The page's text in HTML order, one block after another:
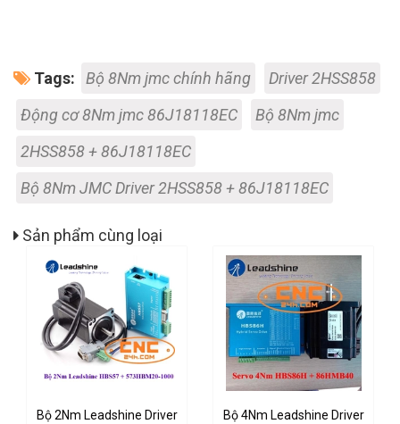
Tags: Bộ 8Nm jmc chính hãng
Driver 2HSS858
Động cơ 8Nm jmc 86J18118EC
Bộ 8Nm jmc
2HSS858 + 86J18118EC
Bộ 8Nm JMC Driver 2HSS858 + 86J18118EC
Sản phẩm cùng loại
Bộ 2Nm Leadshine Driver
Bộ 4Nm Leadshine Driver